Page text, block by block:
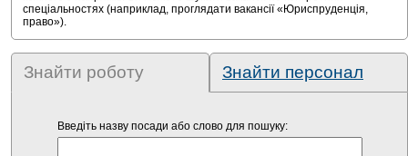
спеціальностях (наприклад, проглядати вакансії «Юриспруденція,
право»).
Знайти роботу Знайти персонал
Введіть назву посади або слово для пошуку: